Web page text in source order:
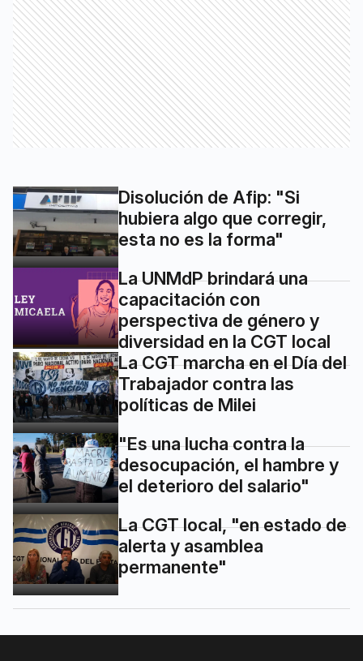
Disolución de Afip: "Si
hubiera algo que corregir,
esta no es la forma"
La UNMdP brindará una
capacitación con
perspectiva de género y
diversidad en la CGT local
La CGT marcha en el Día del
Trabajador contra las
políticas de Milei
"Es una lucha contra la
desocupación, el hambre y
el deterioro del salario"
La CGT local, "en estado de
alerta y asamblea
permanente"